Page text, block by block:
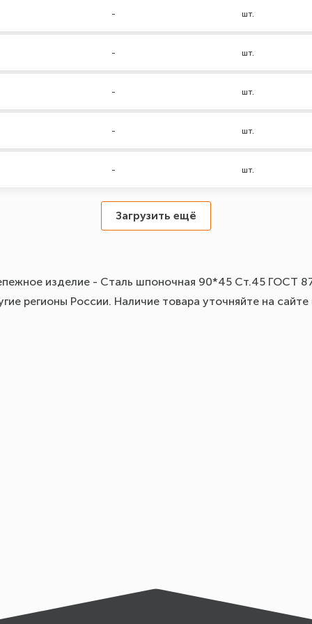
- шт.
- шт.
- шт.
- шт.
- шт.
Загрузить ещё
изделие - Сталь шпоночная 90*45 Ст.45 ГОСТ
регионы России. Наличие товара уточняйте на